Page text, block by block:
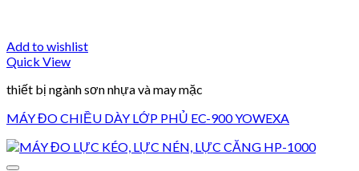
Add to wishlist
Quick View
thiết bị ngành sơn nhựa và may mặc
MÁY ĐO CHIỀU DÀY LỚP PHỦ EC-900 YOWEXA